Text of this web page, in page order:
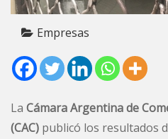
Empresas
La Cámara Argentina de
(CAC) publicó los resultados